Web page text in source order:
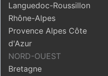
Languedoc-Roussillon
Rhône-Alpes
Provence Alpes Côte
d'Azur
NORD-OUEST
Bretagne